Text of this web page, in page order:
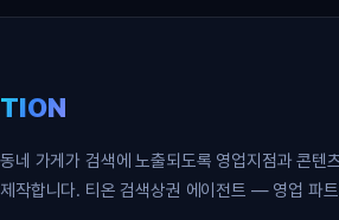
TION
동네 가게가 검색에 노출되도록 영업지점과 콘텐
제작합니다. 티온 검색상권 에이전트 — 영업 파